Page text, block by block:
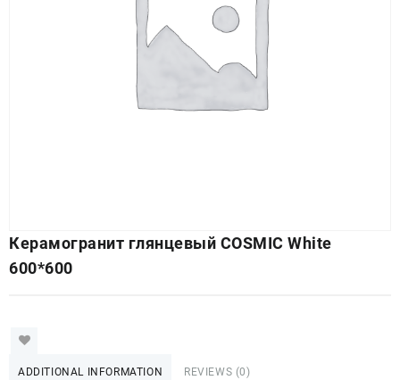
Керамогранит глянцевый COSMIC White
600*600
ADDITIONAL INFORMATION REVIEWS (0)